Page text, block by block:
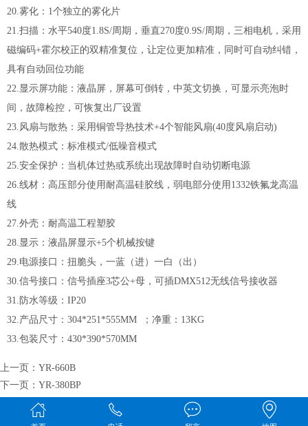
20.雾化：1个独立的雾化片
21.扫描：水平540度1.8S/周期，垂直270度0.9S/周期，三相电机，采用
磁编码+霍尔校正的双精准复位，让定位更加精准，同时可自动纠错，
具有自动回位功能
22.显示屏功能：液晶屏，屏幕可倒转，中英文切换，可显示亮泡时
间，故障检控，可恢复出厂设置
23.风扇与散热：采用铜管导热技术+4个智能风扇(40度风扇启动)
24.散热模式：标准模式/低噪音模式
25.安全保护：当机体过热或系统出现故障时自动切断电源
26.线材：高压部分使用耐高温硅胶线，弱电部分使用1332铁氟龙高温
线
27.外壳：耐高温工程塑胶
28.显示：液晶屏显示+5个机械按键
29.电源接口：扭脆头，一蓝（进）一白（出）
30.信号接口：信号插座3芯公+母，可插DMX512无线信号接收器
31.防水等级：IP20
32.产品尺寸：304*251*555MM ；净重：13KG
33.包装尺寸：430*390*570MM
上一页： YR-660B
下一页： YR-380BP